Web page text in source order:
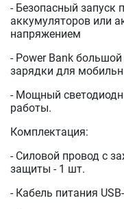
- Безопасный запуск
аккумуляторов или
напряжением
- Power Bank
зарядки для
- Мощный
работы.
Комплектация:
- Силовой провод с
защиты - 1 шт.
- Кабель питания